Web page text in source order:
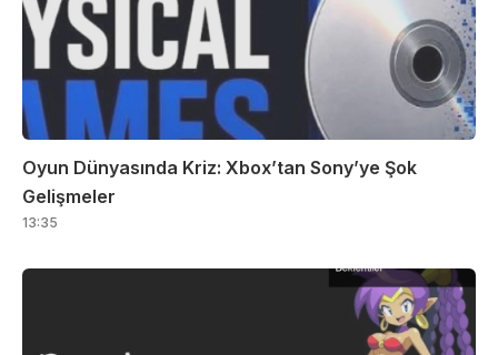
Oyun Dünyasında Kriz: Xbox’tan Sony’ye Şok
Gelişmeler
13:35